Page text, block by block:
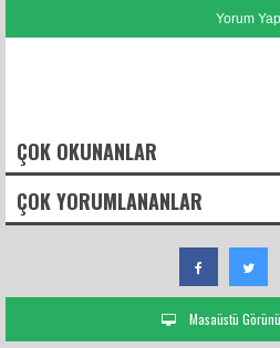
ÇOK OKUNANLAR
ÇOK YORUMLANANLAR
Masaüstü